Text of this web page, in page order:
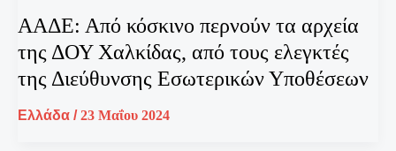
ΑΑΔΕ: Από κόσκινο περνούν τα αρχεία
της ΔΟΥ Χαλκίδας, από τους ελεγκτές
της Διεύθυνσης Εσωτερικών Υποθέσεων
Ελλάδα /23 Μαΐου 2024